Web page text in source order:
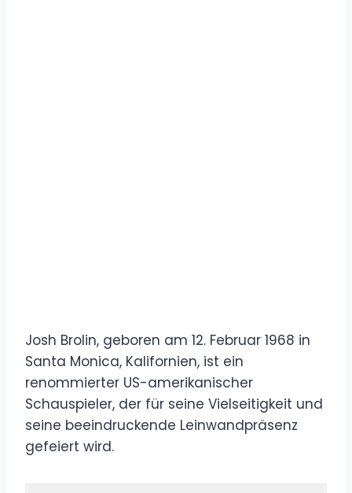
Josh Brolin, geboren am 12. Februar 1968 in
Santa Monica, Kalifornien, ist ein
renommierter US-amerikanischer
Schauspieler, der für seine Vielseitigkeit und
seine beeindruckende Leinwandpräsenz
gefeiert wird.